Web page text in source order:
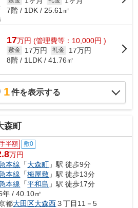
7階 / 1DK / 25.61㎡
17万円 (管理費等：10,000円 )
敷金 17万円 礼金
17万円
8階 / 1LDK / 41.76㎡
1件を表示する
森町
半額 敷0
万円
本線 「大森町 」駅 徒歩9分
本線 「梅屋敷 」駅 徒歩13分
本線 「平和島 」駅 徒歩17分
年 / 40.10㎡
都大田区大森西３丁目11－5